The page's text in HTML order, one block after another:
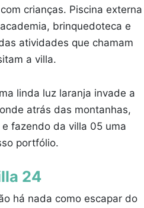
crianças. Piscina externa
brinquedoteca e
atividades que chamam
a villa.
linda luz laranja invade a
atrás das montanhas,
fazendo da villa 05 uma
portfólio.
24
há nada como escapar do